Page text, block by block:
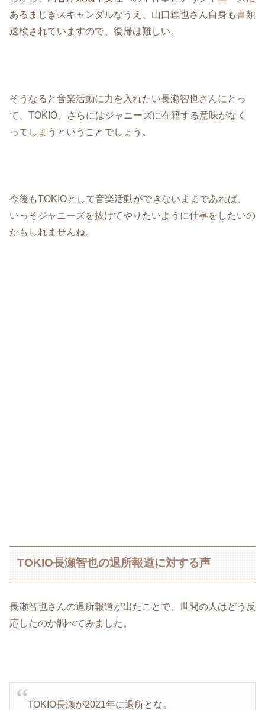
あるまじきスキャンダルなうえ、山口達也さん自身も書類
送検されていますので、復帰は難しい。
そうなると音楽活動に力を入れたい長瀬智也さんにとっ
て、TOKIO、さらにはジャニーズに在籍する意味がなく
ってしまうということでしょう。
今後もTOKIOとして音楽活動ができないままであれば、
いっそジャニーズを抜けてやりたいように仕事をしたいの
かもしれませんね。
TOKIO長瀬智也の退所報道に対する声
長瀬智也さんの退所報道が出たことで、世間の人はどう反
応したのか調べてみました。
TOKIO長瀬が2021年に退所とな。